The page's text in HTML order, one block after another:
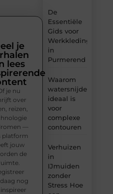
De
Essentiële
Gids voor
Werkkleding
in
Purmerend
Waarom
watersnijden
ideaal is
voor
complexe
contouren
Verhuizen
in
IJmuiden
zonder
Stress Hoe
je
lees
je nu
over
reizen,
—
platform
jouw
de
nog